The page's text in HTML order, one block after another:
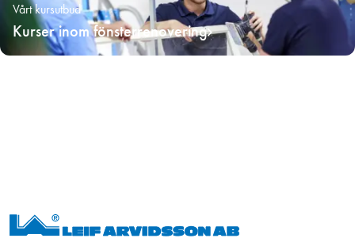
Vårt kursutbud
Kurser inom fönsterrenovering